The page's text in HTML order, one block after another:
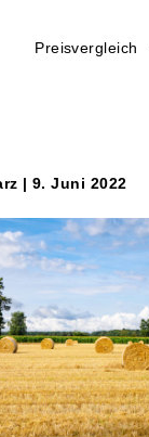
Preisvergleich
| 9. Juni 2022